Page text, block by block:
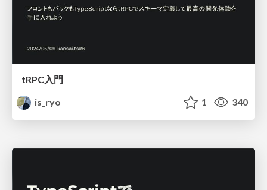
tRPC入門
is_ryo
1 340